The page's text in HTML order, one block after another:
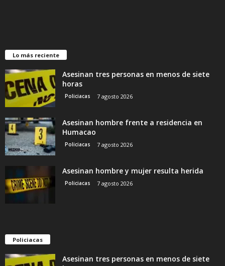
Lo más reciente
Asesinan tres personas en menos de siete
horas
Policiacas 7 agosto 2026
Asesinan hombre frente a residencia en
Humacao
Policiacas 7 agosto 2026
Asesinan hombre y mujer resulta herida
Policiacas 7 agosto 2026
Policiacas
Asesinan tres personas en menos de siete